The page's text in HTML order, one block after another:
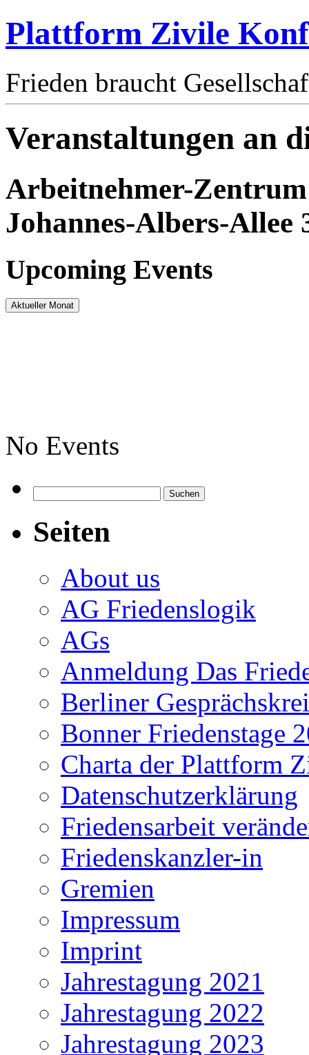
Plattform Zivile
Frieden braucht
Veranstaltungen an
Arbeitnehmer-
Johannes-Albers-
Upcoming Events
Aktueller Monat
No Events
nach:
Seiten
About us
AG Friedenslogik
AGs
Anmeldung Das
Berliner
Bonner Friedenstage
Charta der Plattform
Datenschutzerklärung
Friedensarbeit
Friedenskanzler-in
Gremien
Impressum
Imprint
Jahrestagung 2021
Jahrestagung 2022
Jahrestagung 2023